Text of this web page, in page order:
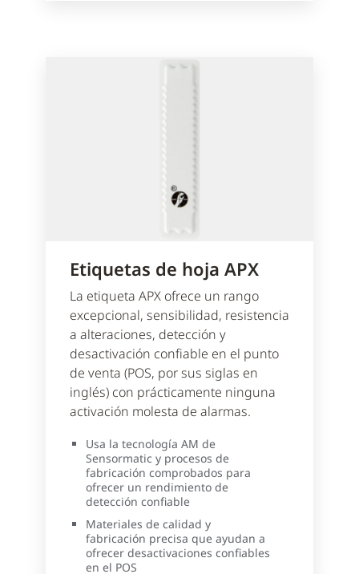
Etiquetas de hoja APX
La etiqueta APX ofrece un rango
excepcional, sensibilidad, resistencia
a alteraciones, detección y
desactivación confiable en el punto
de venta (POS, por sus siglas en
inglés) con prácticamente ninguna
activación molesta de alarmas.
Usa la tecnología AM de
Sensormatic y procesos de
fabricación comprobados para
ofrecer un rendimiento de
detección confiable
Materiales de calidad y
fabricación precisa que ayudan a
ofrecer desactivaciones confiables
en el POS